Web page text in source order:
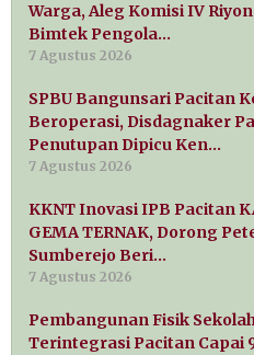
Warga, Aleg Komisi IV
Bimtek Pengola…
7 Agustus 2026
SPBU Bangunsari Pacitan
Beroperasi, Disdagnaker
Penutupan Dipicu Ken…
7 Agustus 2026
KKNT Inovasi IPB Pacitan
GEMA TERNAK, Dorong
Sumberejo Beri…
7 Agustus 2026
Pembangunan Fisik
Terintegrasi Pacitan Capai